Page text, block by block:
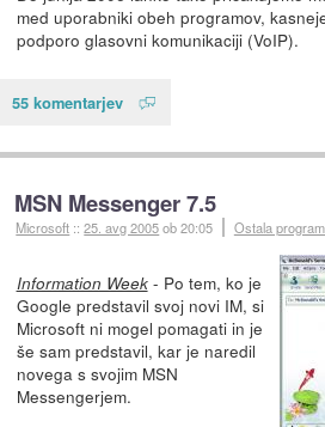
med uporabniki obeh programov,
podporo glasovni komunikaciji (VoIP).
55 komentarjev
MSN Messenger 7.5
Microsoft ::25. avg 2005ob 20:05 Ostala
Information Week- Po tem, ko je
Google predstavil svoj novi IM, si
Microsoft ni mogel pomagati in je
še sam predstavil, kar je naredil
novega s svojim MSN
Messengerjem.